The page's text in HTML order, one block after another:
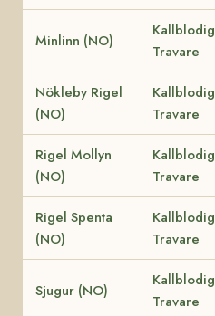
Minlinn (NO)
Kallblodig
Travare
Nökleby Rigel
(NO)
Kallblodig
Travare
Rigel Mollyn
(NO)
Kallblodig
Travare
Rigel Spenta
(NO)
Kallblodig
Travare
Sjugur (NO)
Kallblodig
Travare